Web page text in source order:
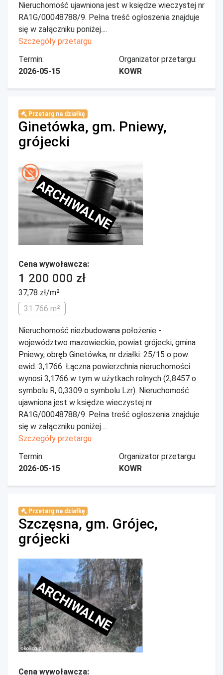
Nieruchomość ujawniona jest w księdze wieczystej nr
RA1G/00048788/9. Pełna treść ogłoszenia znajduje
się w załączniku poniżej....
Szczegóły przetargu
Termin:
2026-05-15
Organizator przetargu:
KOWR
Przetarg na działkę
Ginetówka, gm. Pniewy,
grójecki
ARCHIWALNE
Cena wywoławcza:
1 200 000 zł
37,78 zł/m²
31 766 m²
Nieruchomość niezbudowana położenie -
województwo mazowieckie, powiat grójecki, gmina
Pniewy, obręb Ginetówka, nr działki: 25/15 o pow.
ewid. 3,1766. Łączna powierzchnia nieruchomości
wynosi 3,1766 w tym w użytkach rolnych (2,8457 o
symbolu R, 0,3309 o symbolu Lzr). Nieruchomość
ujawniona jest w księdze wieczystej nr
RA1G/00048788/9. Pełna treść ogłoszenia znajduje
się w załączniku poniżej....
Szczegóły przetargu
Termin:
2026-05-15
Organizator przetargu:
KOWR
Przetarg na działkę
Szczęsna, gm. Grójec,
grójecki
ARCHIWALNE
Cena wywoławcza: